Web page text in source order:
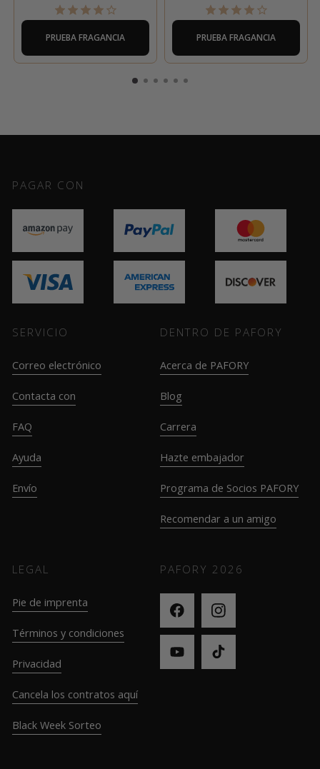
PRUEBA FRAGANCIA PRUEBA FRAGANCIA
PAGAR CON
SERVICIO
Correo electrónico
Contacta con
FAQ
Ayuda
Envío
DENTRO DE PAFORY
Acerca de PAFORY
Blog
Carrera
Hazte embajador
Programa de Socios PAFORY
Recomendar a un amigo
LEGAL
Pie de imprenta
Términos y condiciones
Privacidad
Cancela los contratos aquí
Black Week Sorteo
PAFORY 2026